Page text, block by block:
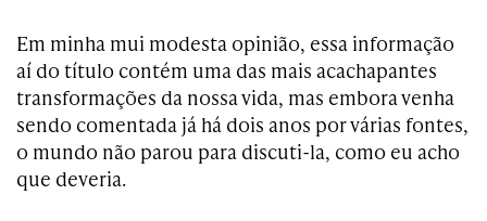
Em minha mui modesta opinião, essa informação
aí do título contém uma das mais acachapantes
transformações da nossa vida, mas embora venha
sendo comentada já há dois anos por várias fontes,
o mundo não parou para discuti-la, como eu acho
que deveria.